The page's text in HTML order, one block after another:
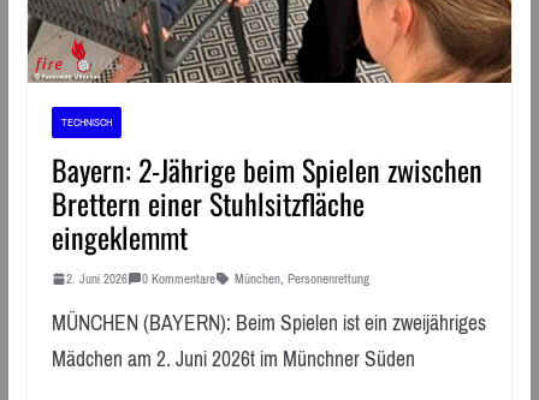
TECHNISCH
Bayern: 2-Jährige beim Spielen zwischen
Brettern einer Stuhlsitzfläche
eingeklemmt
2. Juni 2026 0 Kommentare München, Personenrettung
MÜNCHEN (BAYERN): Beim Spielen ist ein zweijähriges
Mädchen am 2. Juni 2026t im Münchner Süden